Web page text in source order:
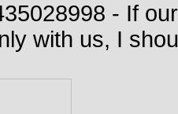
- If
with us, I